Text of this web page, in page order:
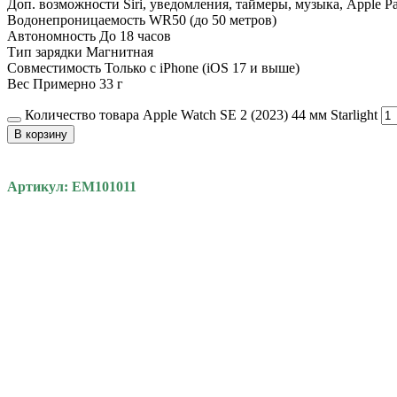
Доп. возможности Siri, уведомления, таймеры, музыка, Apple
Водонепроницаемость WR50 (до 50 метров)
Автономность До 18 часов
Тип зарядки Магнитная
Совместимость Только с iPhone (iOS 17 и выше)
Вес Примерно 33 г
Количество товара Apple Watch SE 2 (2023) 44 мм Starlight
В корзину
Артикул: EM101011